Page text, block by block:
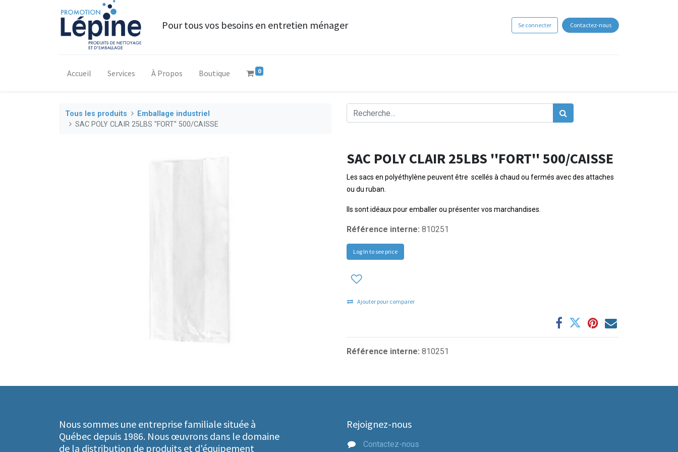
Pour tous vos besoins en entretien ménager Se connecter Contactez-nous
Accueil Services À Propos Boutique 0
Tous les produits
Emballage industriel
SAC POLY CLAIR 25LBS ''FORT'' 500/CAISSE
SAC POLY CLAIR 25LBS ''FORT'' 500/CAISSE
Les sacs en polyéthylène peuvent être scellés à chaud ou fermés avec des attaches
ou du ruban.
Ils sont idéaux pour emballer ou présenter vos marchandises.
Référence interne: 810251
Log In to see price
Ajouter pour comparer
Référence interne: 810251
Nous sommes une entreprise familiale située à
Québec depuis 1986. Nous œuvrons dans le domaine
de la distribution de produits et d'équipement
Rejoignez-nous
Contactez-nous